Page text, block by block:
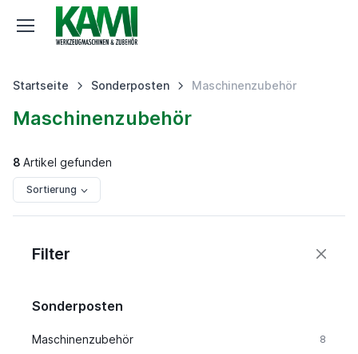
Startseite Sonderposten Maschinenzubehör
Maschinenzubehör
8 Artikel gefunden
Sortierung
Filter
Sonderposten
Maschinenzubehör 8